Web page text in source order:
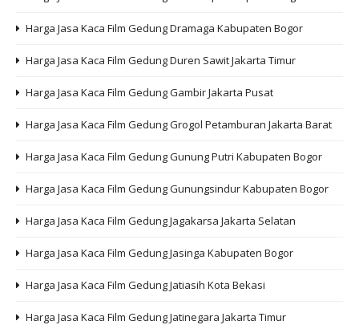
Harga Jasa Kaca Film Gedung Dramaga Kabupaten Bogor
Harga Jasa Kaca Film Gedung Duren Sawit Jakarta Timur
Harga Jasa Kaca Film Gedung Gambir Jakarta Pusat
Harga Jasa Kaca Film Gedung Grogol Petamburan Jakarta Barat
Harga Jasa Kaca Film Gedung Gunung Putri Kabupaten Bogor
Harga Jasa Kaca Film Gedung Gunungsindur Kabupaten Bogor
Harga Jasa Kaca Film Gedung Jagakarsa Jakarta Selatan
Harga Jasa Kaca Film Gedung Jasinga Kabupaten Bogor
Harga Jasa Kaca Film Gedung Jatiasih Kota Bekasi
Harga Jasa Kaca Film Gedung Jatinegara Jakarta Timur